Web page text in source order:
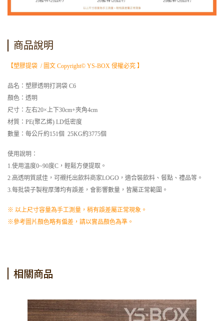
商品說明
【塑膠提袋 / 圖文 Copyright© YS-BOX 侵權必究 】
品名：塑膠透明打洞袋 C6
顏色：透明
尺寸：左右20×上下30cm+夾角4cm
材質：PE(聚乙烯) LD低密度
數量：每公斤約151個 25KG約3775個
使用說明：
1.使用溫度0~90度C，輕鬆方便提取。
2.高透明質感佳，可襯托出飲料商家LOGO，適合裝飲料、餐點、禮品等。
3.每批袋子製程厚薄均有誤差，會影響數量，皆屬正常範圍。
※ 以上尺寸容量為手工測量，稍有誤差屬正常現象。
※參考圖片顏色略有偏差，請以實品顏色為準。
相關商品